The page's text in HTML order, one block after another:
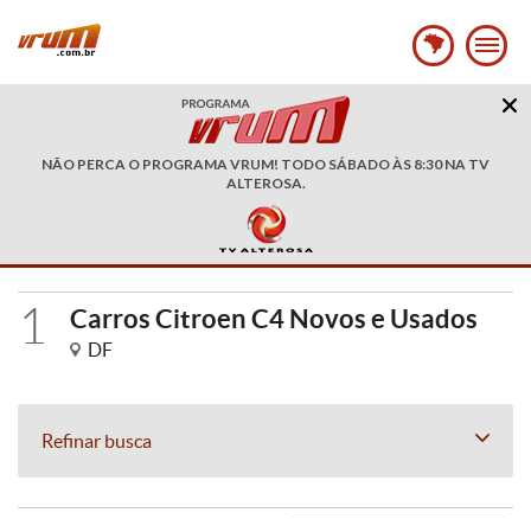
NÃO PERCA O PROGRAMA VRUM! TODO SÁBADO ÀS 8:30 NA TV
ALTEROSA.
1 Carros Citroen C4 Novos e Usados
DF
Refinar busca